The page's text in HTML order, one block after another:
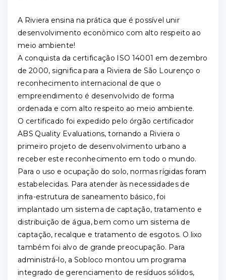
A Riviera ensina na prática que é possível unir
desenvolvimento econômico com alto respeito ao
meio ambiente!
A conquista da certificação ISO 14001 em dezembro
de 2000, significa para a Riviera de São Lourenço o
reconhecimento internacional de que o
empreendimento é desenvolvido de forma
ordenada e com alto respeito ao meio ambiente.
O certificado foi expedido pelo órgão certificador
ABS Quality Evaluations, tornando a Riviera o
primeiro projeto de desenvolvimento urbano a
receber este reconhecimento em todo o mundo.
Para o uso e ocupação do solo, normas rígidas foram
estabelecidas. Para atender às necessidades de
infra-estrutura de saneamento básico, foi
implantado um sistema de captação, tratamento e
distribuição de água, bem como um sistema de
captação, recalque e tratamento de esgotos. O lixo
também foi alvo de grande preocupação. Para
administrá-lo, a Sobloco montou um programa
integrado de gerenciamento de resíduos sólidos,